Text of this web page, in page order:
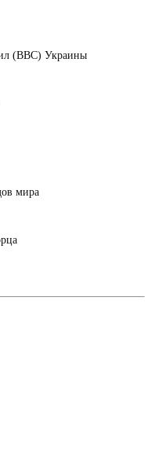
(ВВС) Украины
мира